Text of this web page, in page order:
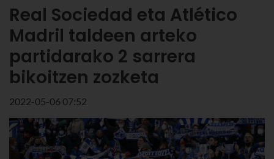
Real Sociedad eta Atlético
Madril taldeen arteko
partidarako 2 sarrera
bikoitzen zozketa
2022-05-06 07:52